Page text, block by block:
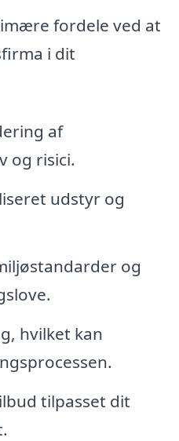
fordele ved at
i dit
af
og risici.
udstyr og
og
hvilket kan
tilpasset dit